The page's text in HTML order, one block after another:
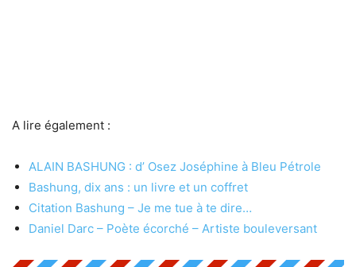
A lire également :
ALAIN BASHUNG : d’ Osez Joséphine à Bleu Pétrole
Bashung, dix ans : un livre et un coffret
Citation Bashung – Je me tue à te dire…
Daniel Darc – Poète écorché – Artiste bouleversant